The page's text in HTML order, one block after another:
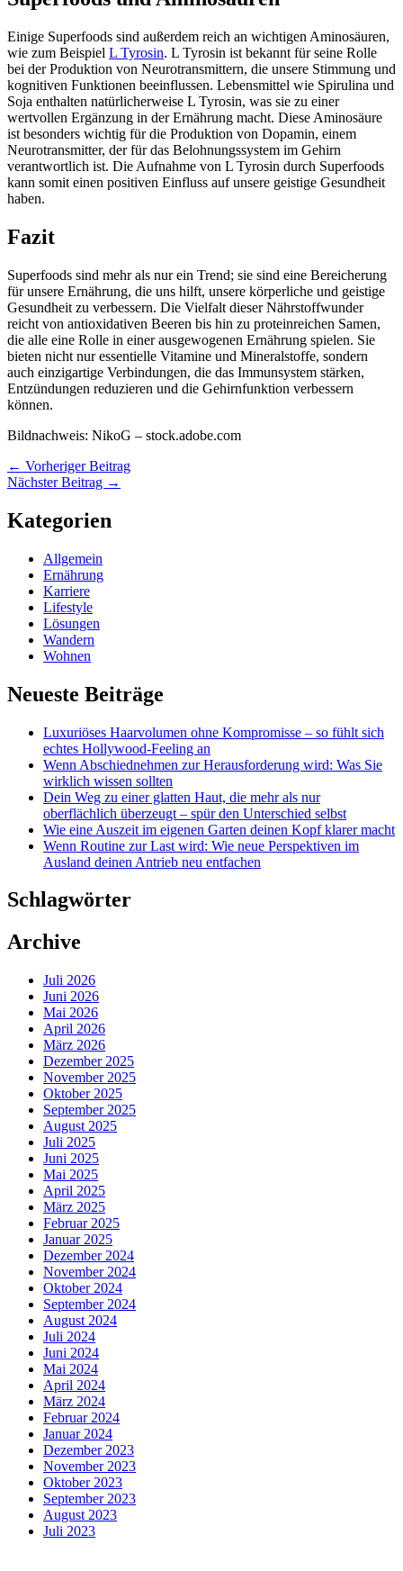
Einige Superfoods sind außerdem reich an wichtigen Aminosäuren,
wie zum Beispiel L Tyrosin. L Tyrosin ist bekannt für seine Rolle
bei der Produktion von Neurotransmittern, die unsere Stimmung und
kognitiven Funktionen beeinflussen. Lebensmittel wie Spirulina und
Soja enthalten natürlicherweise L Tyrosin, was sie zu einer
wertvollen Ergänzung in der Ernährung macht. Diese Aminosäure
ist besonders wichtig für die Produktion von Dopamin, einem
Neurotransmitter, der für das Belohnungssystem im Gehirn
verantwortlich ist. Die Aufnahme von L Tyrosin durch Superfoods
kann somit einen positiven Einfluss auf unsere geistige Gesundheit
haben.
Fazit
Superfoods sind mehr als nur ein Trend; sie sind eine Bereicherung
für unsere Ernährung, die uns hilft, unsere körperliche und geistige
Gesundheit zu verbessern. Die Vielfalt dieser Nährstoffwunder
reicht von antioxidativen Beeren bis hin zu proteinreichen Samen,
die alle eine Rolle in einer ausgewogenen Ernährung spielen. Sie
bieten nicht nur essentielle Vitamine und Mineralstoffe, sondern
auch einzigartige Verbindungen, die das Immunsystem stärken,
Entzündungen reduzieren und die Gehirnfunktion verbessern
können.
Bildnachweis: NikoG – stock.adobe.com
← Vorheriger Beitrag
Nächster Beitrag →
Kategorien
Allgemein
Ernährung
Karriere
Lifestyle
Lösungen
Wandern
Wohnen
Neueste Beiträge
Luxuriöses Haarvolumen ohne Kompromisse – so fühlt sich
echtes Hollywood-Feeling an
Wenn Abschiednehmen zur Herausforderung wird: Was Sie
wirklich wissen sollten
Dein Weg zu einer glatten Haut, die mehr als nur
oberflächlich überzeugt – spür den Unterschied selbst
Wie eine Auszeit im eigenen Garten deinen Kopf klarer macht
Wenn Routine zur Last wird: Wie neue Perspektiven im
Ausland deinen Antrieb neu entfachen
Schlagwörter
Archive
Juli 2026
Juni 2026
Mai 2026
April 2026
März 2026
Dezember 2025
November 2025
Oktober 2025
September 2025
August 2025
Juli 2025
Juni 2025
Mai 2025
April 2025
März 2025
Februar 2025
Januar 2025
Dezember 2024
November 2024
Oktober 2024
September 2024
August 2024
Juli 2024
Juni 2024
Mai 2024
April 2024
März 2024
Februar 2024
Januar 2024
Dezember 2023
November 2023
Oktober 2023
September 2023
August 2023
Juli 2023